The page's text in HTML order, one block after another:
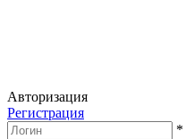
Авторизация
Регистрация
*